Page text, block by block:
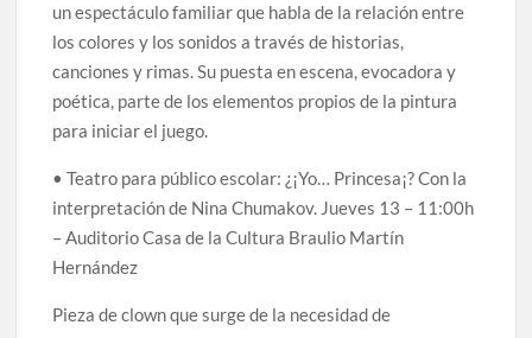
un espectáculo familiar que habla de la relación entre
los colores y los sonidos a través de historias,
canciones y rimas. Su puesta en escena, evocadora y
poética, parte de los elementos propios de la pintura
para iniciar el juego.
• Teatro para público escolar: ¿¡Yo… Princesa¡? Con la
interpretación de Nina Chumakov. Jueves 13 – 11:00h
– Auditorio Casa de la Cultura Braulio Martín
Hernández
Pieza de clown que surge de la necesidad de